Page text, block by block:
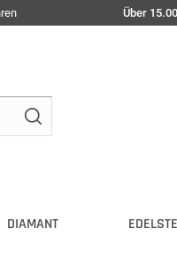
Über
DIAMANT